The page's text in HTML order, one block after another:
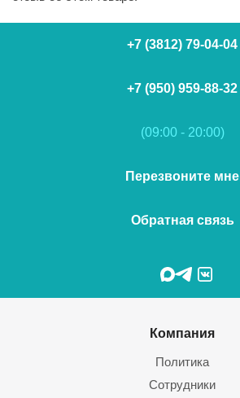
+7 (3812) 79-04-04
+7 (950) 959-88-32
(09:00 - 20:00)
Перезвоните мне
Обратная связь
Компания
Политика
Сотрудники